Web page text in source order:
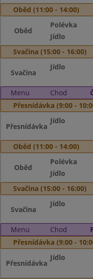
Oběd (11:00 - 14:00)
Oběd
Polévka
Jídlo
Svačina (15:00 - 16:00)
Svačina
Jídlo
Menu Chod
Přesnídávka (9:00 -
Přesnídávka
Jídlo
Oběd (11:00 - 14:00)
Oběd
Polévka
Jídlo
Svačina (15:00 - 16:00)
Svačina
Jídlo
Menu Chod
Přesnídávka (9:00 -
Přesnídávka
Jídlo